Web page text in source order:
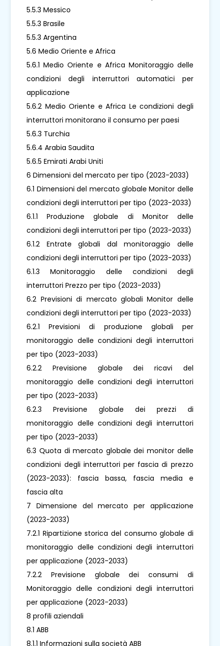
5.5.3 Messico
5.5.3 Brasile
5.5.3 Argentina
5.6 Medio Oriente e Africa
5.6.1 Medio Oriente e Africa Monitoraggio delle
condizioni degli interruttori automatici per
applicazione
5.6.2 Medio Oriente e Africa Le condizioni degli
interruttori monitorano il consumo per paesi
5.6.3 Turchia
5.6.4 Arabia Saudita
5.6.5 Emirati Arabi Uniti
6 Dimensioni del mercato per tipo (2023-2033)
6.1 Dimensioni del mercato globale Monitor delle
condizioni degli interruttori per tipo (2023-2033)
6.1.1 Produzione globale di Monitor delle
condizioni degli interruttori per tipo (2023-2033)
6.1.2 Entrate globali dal monitoraggio delle
condizioni degli interruttori per tipo (2023-2033)
6.1.3 Monitoraggio delle condizioni degli
interruttori Prezzo per tipo (2023-2033)
6.2 Previsioni di mercato globali Monitor delle
condizioni degli interruttori per tipo (2023-2033)
6.2.1 Previsioni di produzione globali per
monitoraggio delle condizioni degli interruttori
per tipo (2023-2033)
6.2.2 Previsione globale dei ricavi del
monitoraggio delle condizioni degli interruttori
per tipo (2023-2033)
6.2.3 Previsione globale dei prezzi di
monitoraggio delle condizioni degli interruttori
per tipo (2023-2033)
6.3 Quota di mercato globale dei monitor delle
condizioni degli interruttori per fascia di prezzo
(2023-2033): fascia bassa, fascia media e
fascia alta
7 Dimensione del mercato per applicazione
(2023-2033)
7.2.1 Ripartizione storica del consumo globale di
monitoraggio delle condizioni degli interruttori
per applicazione (2023-2033)
7.2.2 Previsione globale dei consumi di
Monitoraggio delle condizioni degli interruttori
per applicazione (2023-2033)
8 profili aziendali
8.1 ABB
8.1.1 Informazioni sulla società ABB